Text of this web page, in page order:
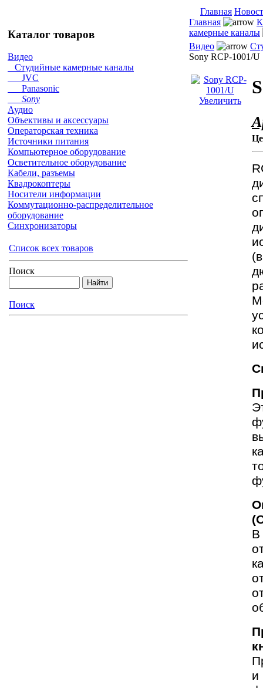
Главная
Каталог товаров
Видео
Студийные камерные каналы
JVC
Panasonic
Sony
Аудио
Объективы и аксессуары
Операторская техника
Источники питания
Компьютерное оборудование
Осветительное оборудование
Кабели, разъемы
Квадрокоптеры
Носители информации
Коммутационно-распределительное
оборудование
Синхронизаторы
Список всех товаров
Поиск
Поиск
Главная
камерные каналы
Видео
Sony RCP-1001/U
Увеличить